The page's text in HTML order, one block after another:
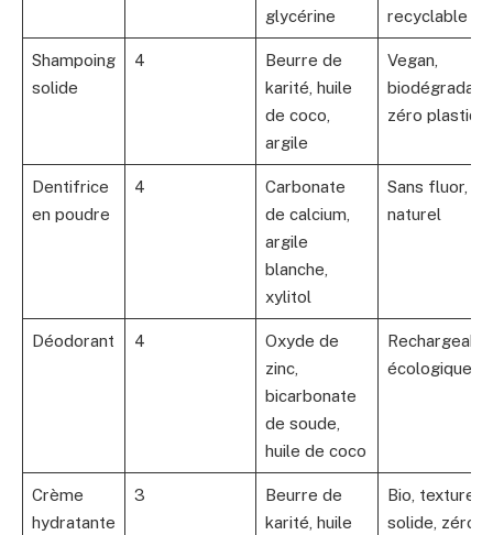
glycérine
recyclable
Shampoing
solide
4
Beurre de
karité, huile
de coco,
argile
Vegan,
zéro
Dentifrice
en poudre
4
Carbonate
de calcium,
argile
blanche,
xylitol
Sans fluor,
naturel
Déodorant 4
Oxyde de
zinc,
bicarbonate
de soude,
huile de coco
écologique
Crème
hydratante
3
Beurre de
karité, huile
Bio, texture
solide, zéro